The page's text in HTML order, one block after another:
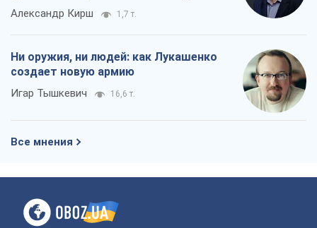
Александр Кирш 1,7 т.
Ни оружия, ни людей: как Лукашенко
создает новую армию
Игар Тышкевич 16,6 т.
Все мнения